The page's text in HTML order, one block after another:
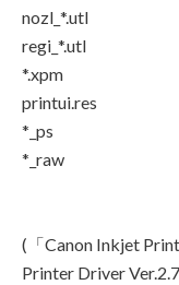
nozl_*.utl
regi_*.utl
*.xpm
printui.res
*_ps
*_raw
(「Canon Inkjet
Printer Driver